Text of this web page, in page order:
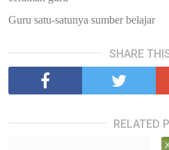
Guru satu-satunya sumber belajar
SHARE
RELATED